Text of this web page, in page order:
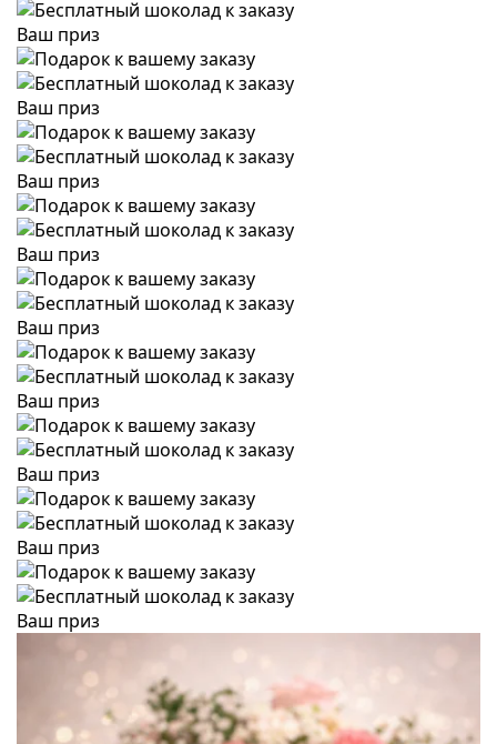
Ваш приз
Ваш приз
Ваш приз
Ваш приз
Ваш приз
Ваш приз
Ваш приз
Ваш приз
Ваш приз